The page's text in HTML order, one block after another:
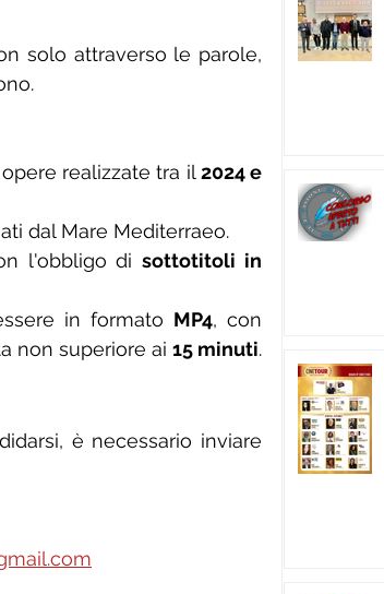
solo attraverso le parole,
realizzate tra il 2024 e
dal Mare Mediterraeo.
l'obbligo di sottotitoli in
in formato MP4, con
non superiore ai 15 minuti.
è necessario inviare